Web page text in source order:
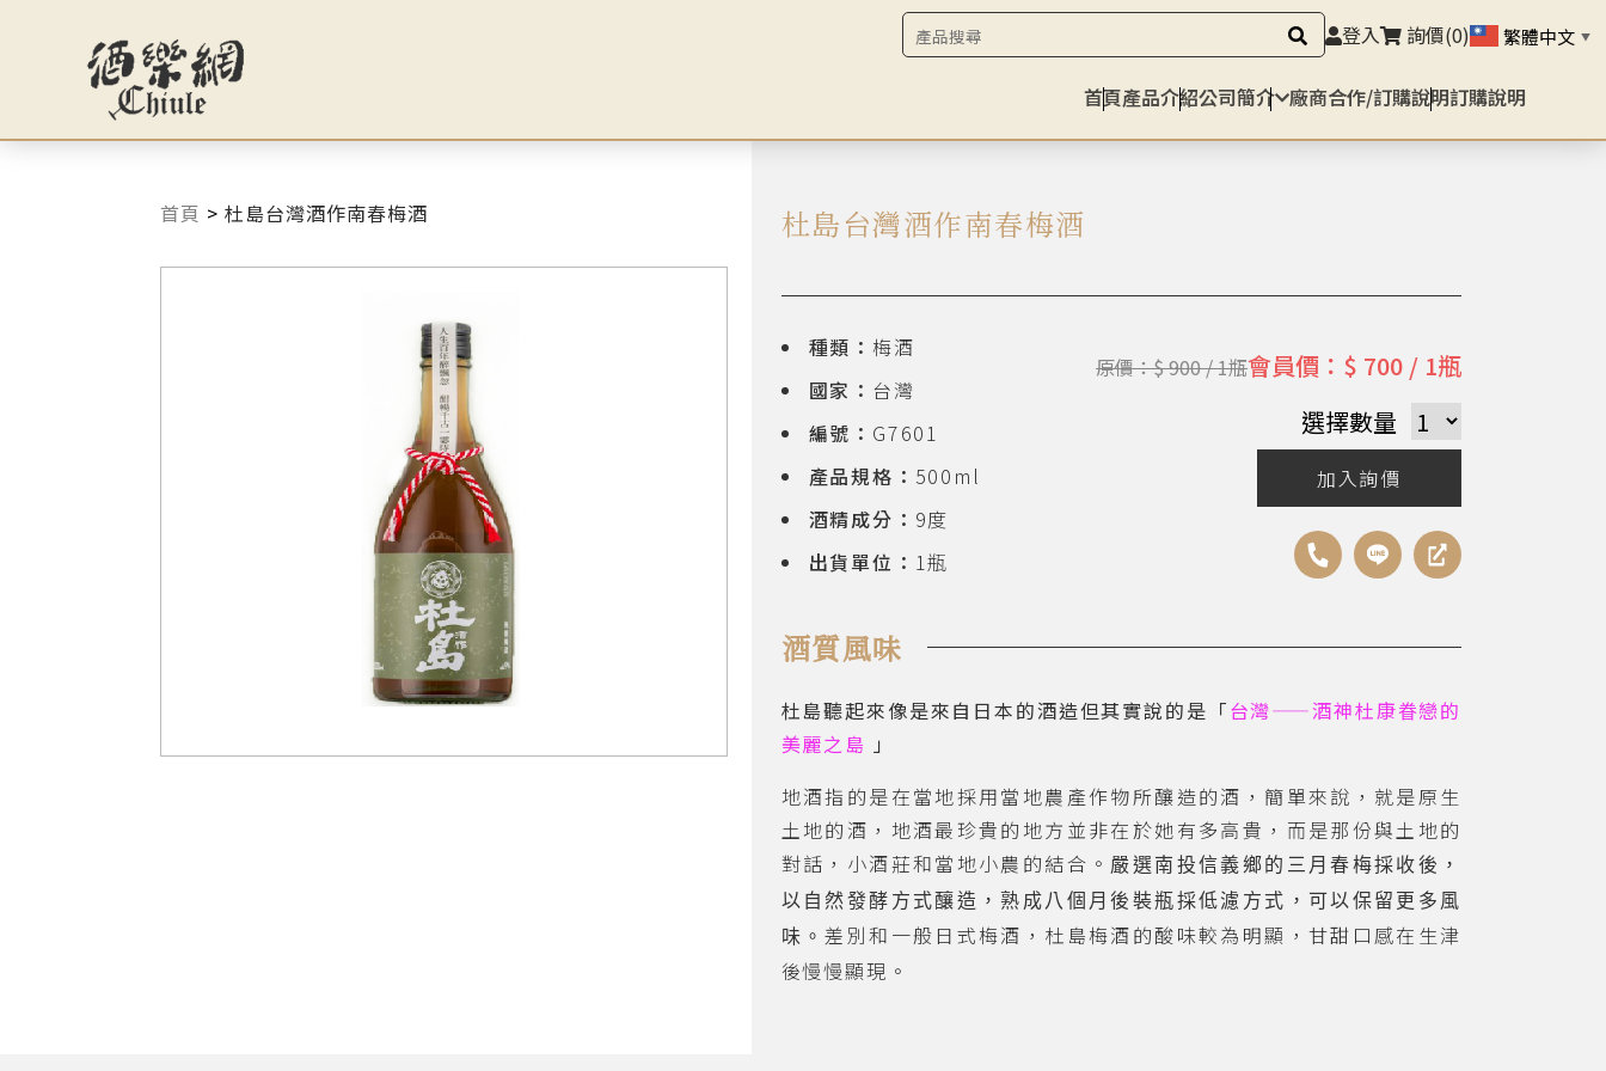
登入 詢價(0) 繁體中文 ▼
首頁產品介紹公司簡介 廠商合作/訂購說明訂購說明
首頁 >杜島台灣酒作南春梅酒 杜島台灣酒作南春梅酒
種類： 梅酒
國家： 台灣
編號： G7601
產品規格： 500ml
酒精成分： 9度
出貨單位： 1瓶
原價：$ 900 / 1瓶會員價：$ 700 / 1瓶
選擇數量
加入詢價
酒質風味
杜島聽起來像是來自日本的酒造但其實說的是「台灣——酒神杜康眷戀的
美麗之島 」
地酒指的是在當地採用當地農產作物所釀造的酒，簡單來說，就是原生
土地的酒，地酒最珍貴的地方並非在於她有多高貴，而是那份與土地的
對話，小酒莊和當地小農的結合。 嚴選南投信義鄉的三月春梅採收後，
以自然發酵方式釀造，熟成八個月後裝瓶採低濾方式，可以保留更多風
味。差別和一般日式梅酒，杜島梅酒的酸味較為明顯，甘甜口感在生津
後慢慢顯現。